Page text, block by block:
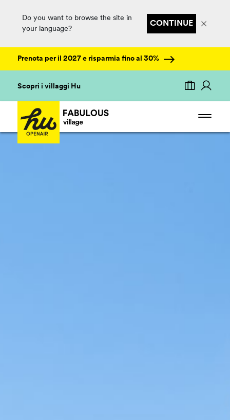
Do you want to browse the site in
your language?
CONTINUE
Prenota per il 2027 e risparmia fino al 30%
Scopri i villaggi Hu